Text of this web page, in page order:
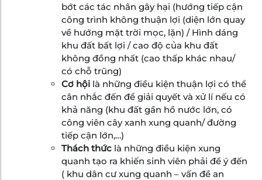
bớt các tác nhân gây hại (hướng tiếp cận
công trình không thuận lợi (diện lớn quay
về hướng mặt trời mọc, lặn) / Hình dáng
khu đất bất lợi / cao độ của khu đất
không đồng nhất (cao thấp khác nhau/
có chỗ trũng)
Cơ hội là những điều kiện thuận lợi có thể
cân nhắc đến để giải quyết và xử lí nếu có
khả năng (khu đất gần hồ nước lớn, có
công viên cây xanh xung quanh/ đường
tiếp cận lớn,…)
Thách thức là những điều kiện xung
quanh tạo ra khiến sinh viên phải để ý đến
( khu dân cư xung quanh – vấn đề an